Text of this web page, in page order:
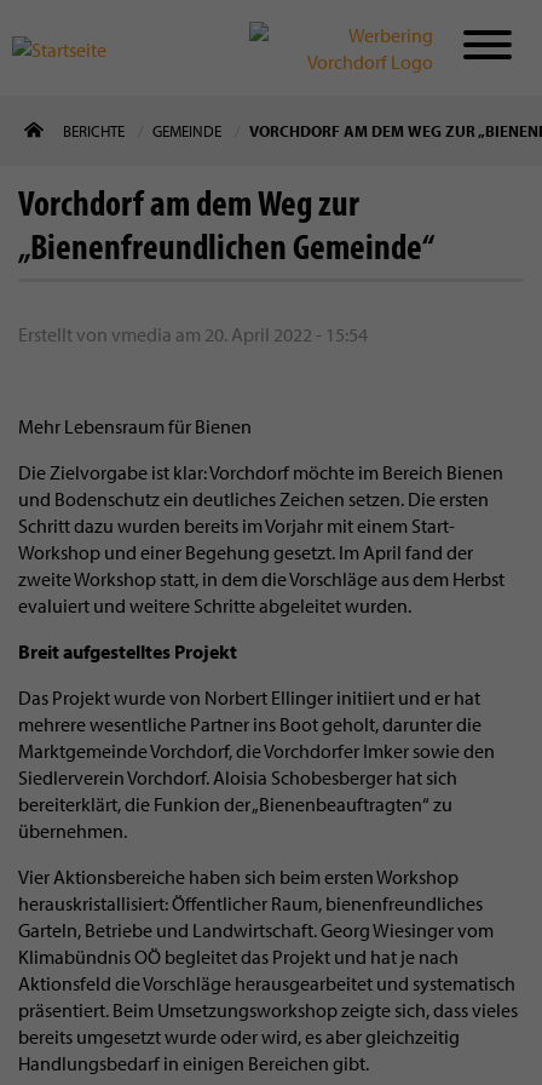
zum
BERICHTE GEMEINDE VORCHDORF AM DEM WEG ZUR
Vorchdorf am dem Weg zur
„Bienenfreundlichen Gemeinde“
Erstellt von vmedia am 20. April 2022 - 15:54
Mehr Lebensraum für Bienen
Die Zielvorgabe ist klar: Vorchdorf möchte im Bereich Bienen
und Bodenschutz ein deutliches Zeichen setzen. Die ersten
Schritt dazu wurden bereits im Vorjahr mit einem Start-
Workshop und einer Begehung gesetzt. Im April fand der
zweite Workshop statt, in dem die Vorschläge aus dem Herbst
evaluiert und weitere Schritte abgeleitet wurden.
Breit aufgestelltes Projekt
Das Projekt wurde von Norbert Ellinger initiiert und er hat
mehrere wesentliche Partner ins Boot geholt, darunter die
Marktgemeinde Vorchdorf, die Vorchdorfer Imker sowie den
Siedlerverein Vorchdorf. Aloisia Schobesberger hat sich
bereiterklärt, die Funkion der „Bienenbeauftragten“ zu
übernehmen.
Vier Aktionsbereiche haben sich beim ersten Workshop
herauskristallisiert: Öffentlicher Raum, bienenfreundliches
Garteln, Betriebe und Landwirtschaft. Georg Wiesinger vom
Klimabündnis OÖ begleitet das Projekt und hat je nach
Aktionsfeld die Vorschläge herausgearbeitet und systematisch
präsentiert. Beim Umsetzungsworkshop zeigte sich, dass vieles
bereits umgesetzt wurde oder wird, es aber gleichzeitig
Handlungsbedarf in einigen Bereichen gibt.